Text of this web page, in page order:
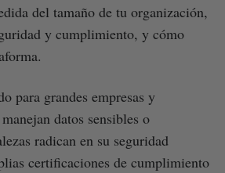
del tamaño de tu organización,
y cumplimiento, y cómo
para grandes empresas y
datos sensibles o
radican en su seguridad
certificaciones de cumplimiento